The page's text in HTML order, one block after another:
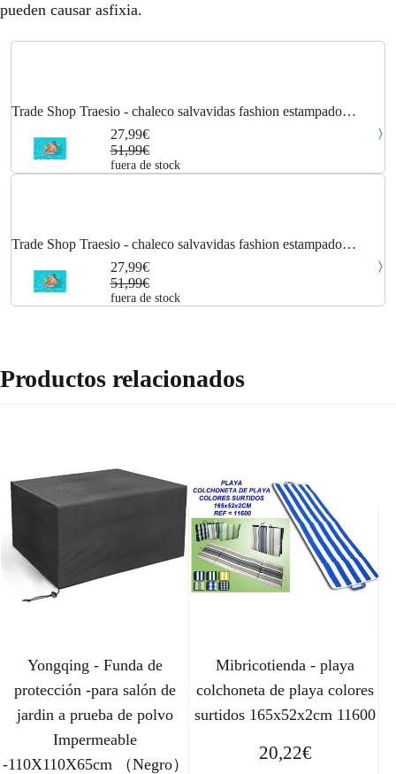
pueden causar asfixia.
Trade Shop Traesio - chaleco salvavidas fashion estampado
multicolor arcoiris 119 cm con asas para piscina 36352
27,99€
51,99€
fuera de stock
Trade Shop Traesio - chaleco salvavidas fashion estampado
multicolor arcoiris 119 cm con asas para piscina 36352
27,99€
51,99€
fuera de stock
Productos relacionados
Yongqing - Funda de
protección -para salón de
jardin a prueba de polvo
Impermeable
-110X110X65cm （Negro）
Mibricotienda - playa
colchoneta de playa colores
surtidos 165x52x2cm 11600
20,22€